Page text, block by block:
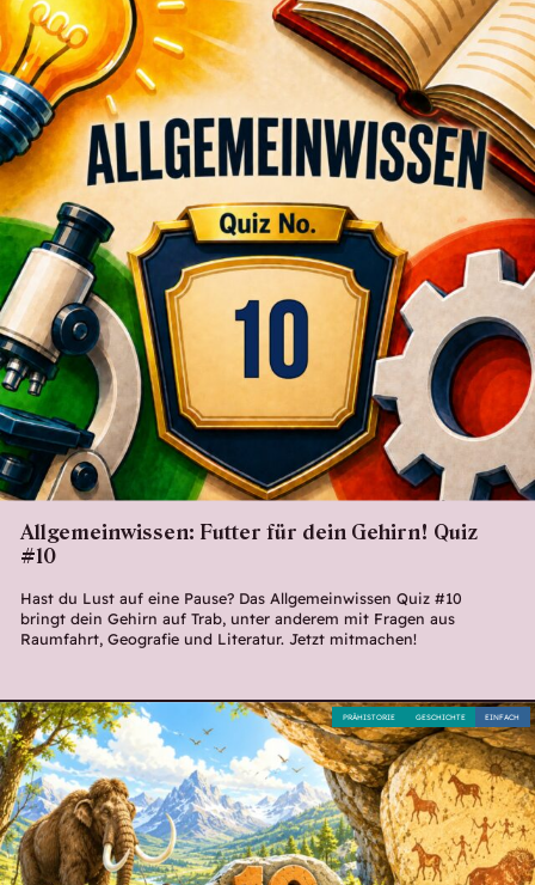
Allgemeinwissen: Futter für dein Gehirn! Quiz
#10
Hast du Lust auf eine Pause? Das Allgemeinwissen Quiz #10
bringt dein Gehirn auf Trab, unter anderem mit Fragen aus
Raumfahrt, Geografie und Literatur. Jetzt mitmachen!
EINFACH
GESCHICHTE
PRÄHISTORIE